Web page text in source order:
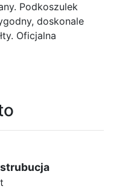
Podkoszulek
doskonale
Oficjalna